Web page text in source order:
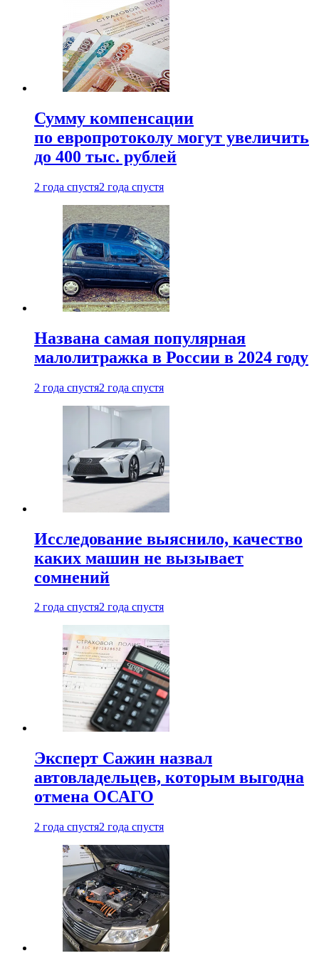
Сумму компенсации
по европротоколу могут увеличить
до 400 тыс. рублей
2 года спустя2 года спустя
Названа самая популярная
малолитражка в России в 2024 году
2 года спустя2 года спустя
Исследование выяснило, качество
каких машин не вызывает
сомнений
2 года спустя2 года спустя
Эксперт Сажин назвал
автовладельцев, которым выгодна
отмена ОСАГО
2 года спустя2 года спустя